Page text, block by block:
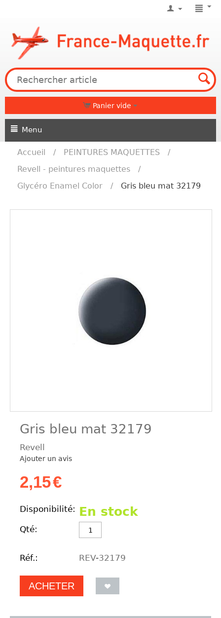
Panier vide
Menu
Accueil / PEINTURES MAQUETTES
/
Revell - peintures maquettes
/
Glycéro Enamel Color
/ Gris bleu mat 32179
Gris bleu mat 32179
Revell
Ajouter un avis
2,15€
Disponibilité: En stock
Qté:
Réf.: REV-32179
ACHETER